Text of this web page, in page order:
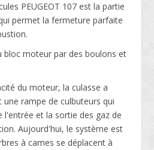
PEUGEOT 107 est la partie
permet la fermeture parfaite
bloc moteur par des boulons et
du moteur, la culasse a
rampe de culbuteurs qui
et la sortie des gaz de
Aujourd'hui, le système est
à cames se déplacent à